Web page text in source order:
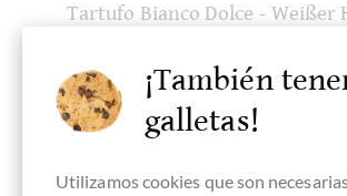
Tartufo Bianco Dolce - Weißer
aus dem Piemont 1 Stück
Contenido0.01 kg(100,00 € * / 1 kg)
¡También
galletas!
Utilizamos cookies que son